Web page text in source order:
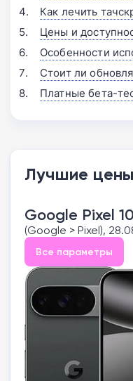
Как лечить
Цены и
Особенности
Стоит ли
Платные бета-
Лучшие цены
Google Pixel
(Google > Pixel),
Все параметры